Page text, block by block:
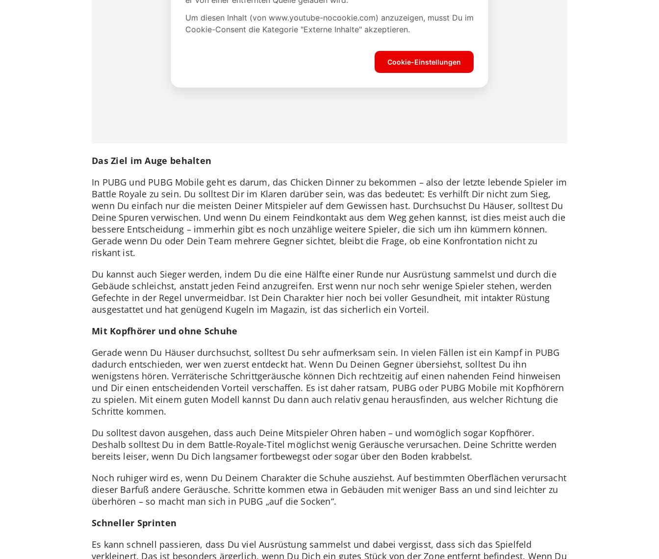
Das Ziel im Auge behalten
In PUBG und PUBG Mobile geht es darum, das Chicken Dinner zu bekommen – also der letzte lebende Spieler im
Battle Royale zu sein. Du solltest Dir im Klaren darüber sein, was das bedeutet: Es verhilft Dir nicht zum Sieg,
wenn Du einfach nur die meisten Deiner Mitspieler auf dem Gewissen hast. Durchsuchst Du Häuser, solltest Du
Deine Spuren verwischen. Und wenn Du einem Feindkontakt aus dem Weg gehen kannst, ist dies meist auch die
bessere Entscheidung – immerhin gibt es noch unzählige weitere Spieler, die sich um ihn kümmern können.
Gerade wenn Du oder Dein Team mehrere Gegner sichtet, bleibt die Frage, ob eine Konfrontation nicht zu
riskant ist.
Du kannst auch Sieger werden, indem Du die eine Hälfte einer Runde nur Ausrüstung sammelst und durch die
Gebäude schleichst, anstatt jeden Feind anzugreifen. Erst wenn nur noch sehr wenige Spieler stehen, werden
Gefechte in der Regel unvermeidbar. Ist Dein Charakter hier noch bei voller Gesundheit, mit intakter Rüstung
ausgestattet und hat genügend Kugeln im Magazin, ist das sicherlich ein Vorteil.
Mit Kopfhörer und ohne Schuhe
Gerade wenn Du Häuser durchsuchst, solltest Du sehr aufmerksam sein. In vielen Fällen ist ein Kampf in PUBG
dadurch entschieden, wer wen zuerst entdeckt hat. Wenn Du Deinen Gegner übersiehst, solltest Du ihn
wenigstens hören. Verräterische Schrittgeräusche können Dich rechtzeitig auf einen nahenden Feind hinweisen
und Dir einen entscheidenden Vorteil verschaffen. Es ist daher ratsam, PUBG oder PUBG Mobile mit Kopfhörern
zu spielen. Mit einem guten Modell kannst Du dann auch relativ genau herausfinden, aus welcher Richtung die
Schritte kommen.
Du solltest davon ausgehen, dass auch Deine Mitspieler Ohren haben – und womöglich sogar Kopfhörer.
Deshalb solltest Du in dem Battle-Royale-Titel möglichst wenig Geräusche verursachen. Deine Schritte werden
bereits leiser, wenn Du Dich langsamer fortbewegst oder sogar über den Boden krabbelst.
Noch ruhiger wird es, wenn Du Deinem Charakter die Schuhe ausziehst. Auf bestimmten Oberflächen verursacht
dieser Barfuß andere Geräusche. Schritte kommen etwa in Gebäuden mit weniger Bass an und sind leichter zu
überhören – so macht man sich in PUBG „auf die Socken“.
Schneller Sprinten
Es kann schnell passieren, dass Du viel Ausrüstung sammelst und dabei vergisst, dass sich das Spielfeld
verkleinert. Das ist besonders ärgerlich, wenn Du Dich ein gutes Stück von der Zone entfernt befindest. Wenn Du